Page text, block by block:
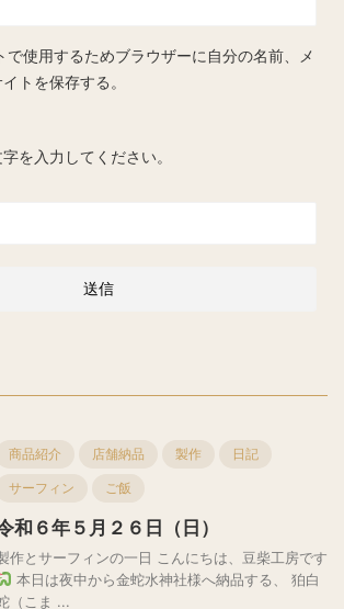
で使用するためブラウザーに自分の名前、メ
トを保存する。
を入力してください。
商品紹介 店舗納品 製作 日記
サーフィン ご飯
和６年５月２６日（日）
作とサーフィンの一日 こんにちは、豆柴工房です
本日は夜中から金蛇水神社様へ納品する、 狛白
（こま ...